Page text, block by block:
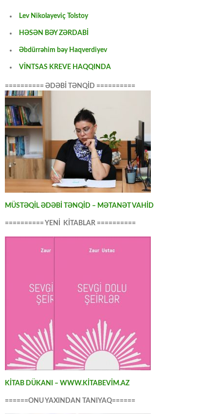
Lev Nikolayeviç Tolstoy
HƏSƏN BƏY ZƏRDABİ
Əbdürrəhim bəy Haqverdiyev
VİNTSAS KREVE HAQQINDA
========== ƏDƏBİ TƏNQİD ==========
MÜSTƏQİL ƏDƏBİ TƏNQİD – MƏTANƏT VAHİD
========== YENİ KİTABLAR ==========
KİTAB DÜKANI – WWW.KİTABEVİM.AZ
======ONU YAXINDAN TANIYAQ======